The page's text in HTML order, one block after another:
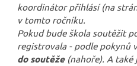
koordinátor přihlásí (na
v tomto ročníku.
Pokud bude škola soutěžit
registrovala - podle pokynů
do soutěže(nahoře). A také